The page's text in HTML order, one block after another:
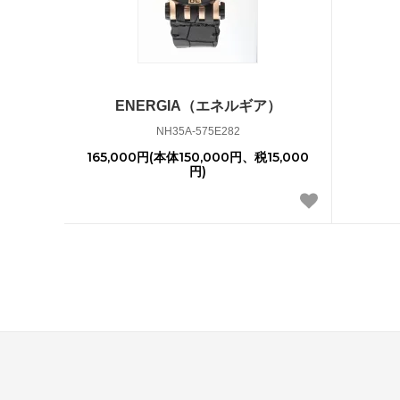
ENERGIA（エネルギア）
NH35A-575E282
165,000円(本体150,000円、税15,000
円)